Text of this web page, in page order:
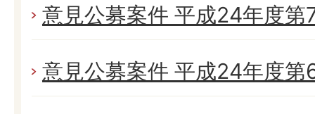
意見公募案件 平成24年度第
意見公募案件 平成24年度第